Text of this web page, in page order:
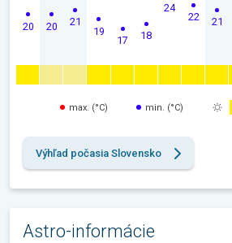
20 20 21
19
17 18
24
22 21
max. (°C) min. (°C)
Výhľad počasia Slovensko
Astro-informácie